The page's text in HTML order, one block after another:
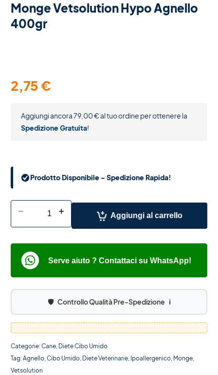
Monge Vetsolution Hypo Agnello
400gr
2,75€
Aggiungi ancora79,00€al tuo ordine per ottenere la
Spedizione Gratuita!
Prodotto Disponibile - Spedizione Rapida!
- + Aggiungi al carrello
Serve aiuto ? Contattaci su WhatsApp!
🛡️ Controllo Qualità Pre-Spedizione ℹ️
Categorie:Cane, Diete Cibo Umido
Tag:Agnello,Cibo Umido, Diete Veterinarie, Ipoallergenico, Monge,
Vetsolution